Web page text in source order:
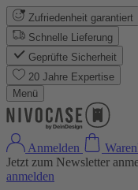
Zufriedenheit garantiert
Schnelle Lieferung
Geprüfte Sicherheit
20 Jahre Expertise
Menü
Anmelden
Jetzt zum Newsletter
anmelden